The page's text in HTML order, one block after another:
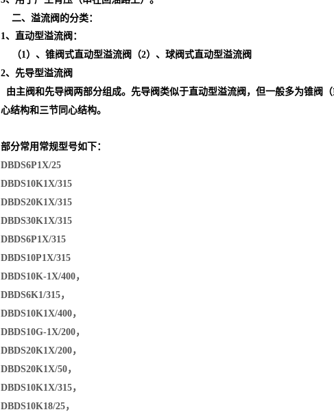
二、溢流阀的分类：
1、直动型溢流阀：
（1）、锥阀式直动型溢流阀 （2）、球阀式直动型溢流阀
2、先导型溢流阀
由主阀和先导阀两部分组成。先导阀类似于直动型溢流阀，但一般多为锥阀
心结构和三节同心结构。
部分常用常规型号如下：
DBDS6P1X/25
DBDS10K1X/315
DBDS20K1X/315
DBDS30K1X/315
DBDS6P1X/315
DBDS10P1X/315
DBDS10K-1X/400，
DBDS6K1/315，
DBDS10K1X/400，
DBDS10G-1X/200，
DBDS20K1X/200，
DBDS20K1X/50，
DBDS10K1X/315，
DBDS10K18/25，